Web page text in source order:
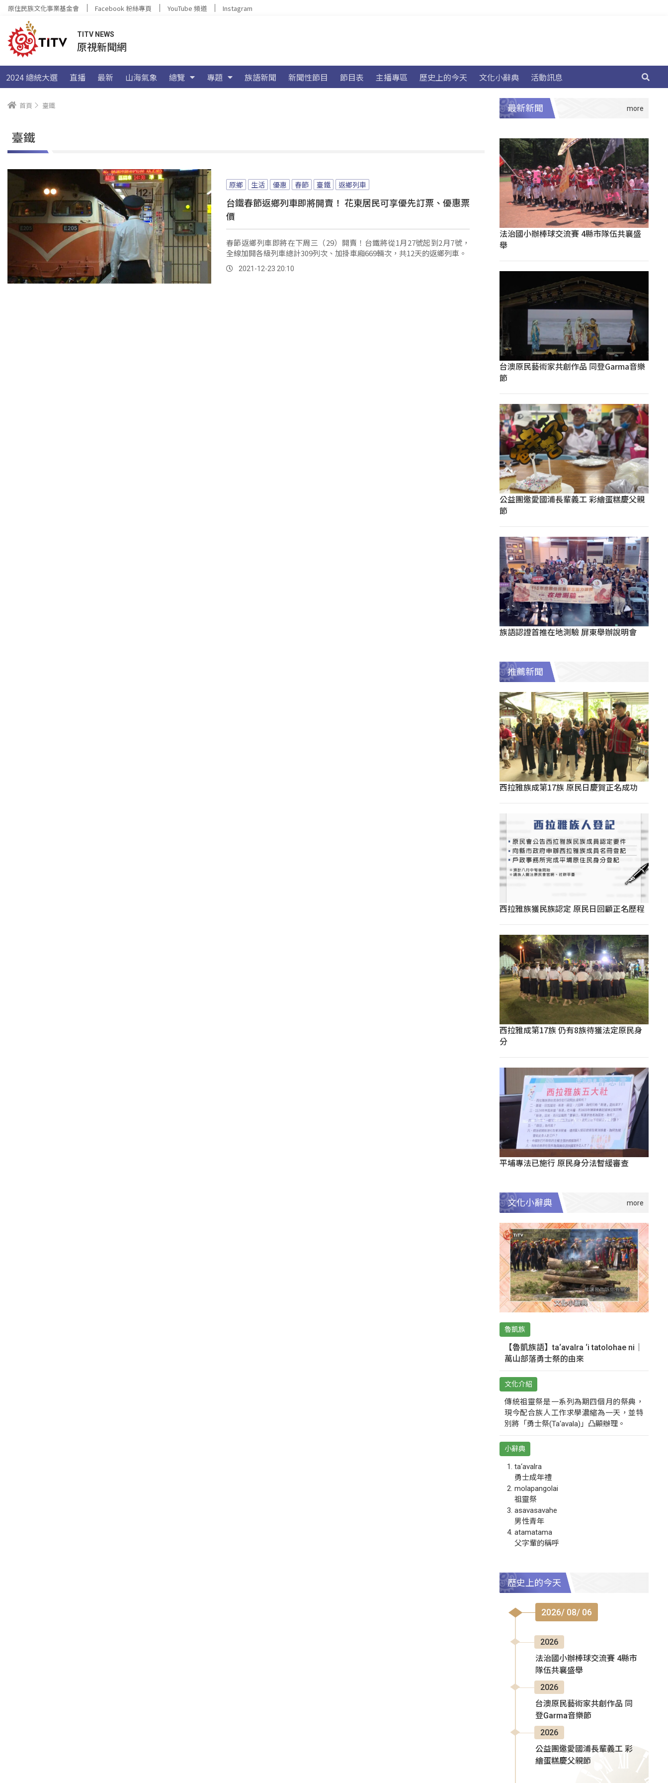
原住民族文化事業基金會 Facebook 粉絲專頁 YouTube 頻道 Instagram
TITV NEWS
原視新聞網
2024 總統大選 直播 最新 山海氣象 總覽 專題 族語新聞 新聞性節目 節目表 主播專區 歷史上的今天 文化小辭典 活動訊息
首頁 臺鐵
臺鐵
原鄉 生活 優惠 春節 臺鐵 返鄉列車
台鐵春節返鄉列車即將開賣！ 花東居民可享優先訂票、優惠票
價
春節返鄉列車即將在下周三（29）開賣！台鐵將從1月27號起到2月7號，
全線加開各級列車總計309列次、加掛車廂669輛次，共12天的返鄉列車。
2021-12-23 20:10
最新新聞
法治國小辦棒球交流賽 4縣市隊伍共襄盛
舉
台澳原民藝術家共創作品 同登Garma音樂
節
公益團邀愛國浦長輩義工 彩繪蛋糕慶父親
節
族語認證首推在地測驗 屏東舉辦說明會
推薦新聞
西拉雅族成第17族 原民日慶賀正名成功
西拉雅族獲民族認定 原民日回顧正名歷程
西拉雅成第17族 仍有8族待獲法定原民身
分
平埔專法已施行 原民身分法暫緩審查
文化小辭典
魯凱族
【魯凱族語】ta‘avalra ‘i tatolohae ni｜
萬山部落勇士祭的由來
文化介紹
傳統祖靈祭是一系列為期四個月的祭典，
現今配合族人工作求學濃縮為一天，並特
別將「勇士祭(Ta‘avala)」凸顯辦理。
小辭典
ta‘avalra
勇士成年禮
molapangolai
祖靈祭
asavasavahe
男性青年
atamatama
父字輩的稱呼
歷史上的今天
2026/ 08/ 06
2026
法治國小辦棒球交流賽 4縣市
隊伍共襄盛舉
2026
台澳原民藝術家共創作品 同
登Garma音樂節
2026
公益團邀愛國浦長輩義工 彩
繪蛋糕慶父親節